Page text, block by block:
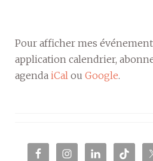
Pour afficher mes
application calendrier,
agenda iCal ou Google.